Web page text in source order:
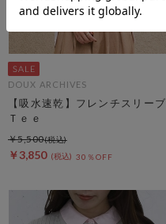
DOUX ARCHIVES
【吸水速乾】フレンチスリーブ
Ｔｅｅ
￥3,850 30％OFF
￥5,500